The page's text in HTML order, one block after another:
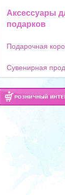
Аксессуары
подарков
Подарочная
Сувенирная